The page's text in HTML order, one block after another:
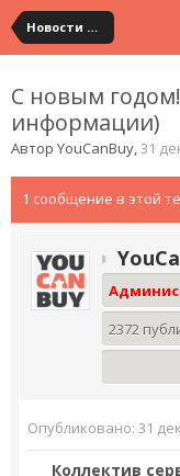
Новости сервиса
С новым
информации)
Автор YouCanBuy,31
1 сообщение в этой
2372
Опубликовано: 31
Коллектив